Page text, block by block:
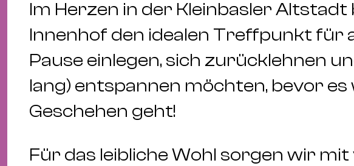
Im Herzen in der Kleinbasler
Innenhof den idealen Treffpunkt für
Pause einlegen, sich zurücklehnen
lang) entspannen möchten, bevor es
Geschehen geht!
Für das leibliche Wohl sorgen wir